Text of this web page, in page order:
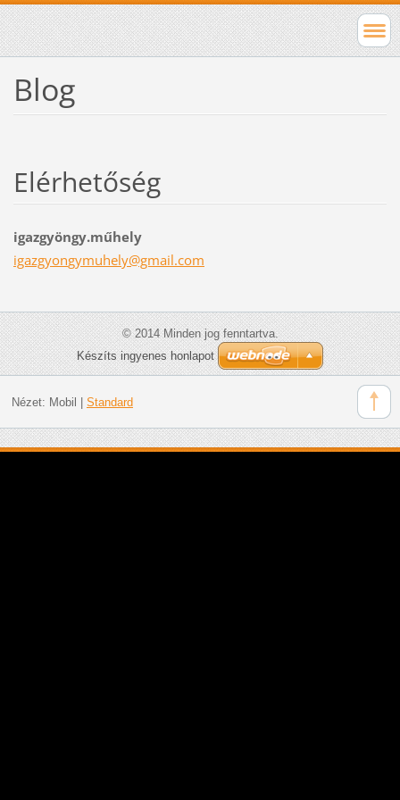
Blog
Elérhetőség
igazgyöngy.műhely
igazgyongymuhely@gmail.com
© 2014 Minden jog fenntartva.
Készíts ingyenes honlapot
Nézet: Mobil Standard